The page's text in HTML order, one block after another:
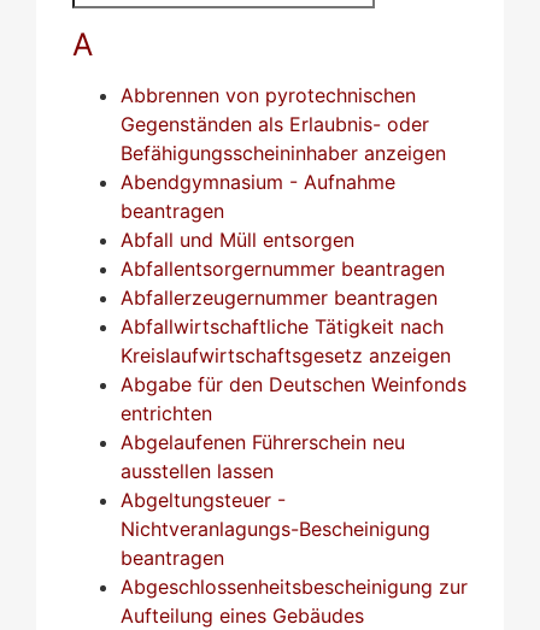
A
Abbrennen von pyrotechnischen
Gegenständen als Erlaubnis- oder
Befähigungsscheininhaber anzeigen
Abendgymnasium - Aufnahme
beantragen
Abfall und Müll entsorgen
Abfallentsorgernummer beantragen
Abfallerzeugernummer beantragen
Abfallwirtschaftliche Tätigkeit nach
Kreislaufwirtschaftsgesetz anzeigen
Abgabe für den Deutschen Weinfonds
entrichten
Abgelaufenen Führerschein neu
ausstellen lassen
Abgeltungsteuer -
Nichtveranlagungs-Bescheinigung
beantragen
Abgeschlossenheitsbescheinigung zur
Aufteilung eines Gebäudes